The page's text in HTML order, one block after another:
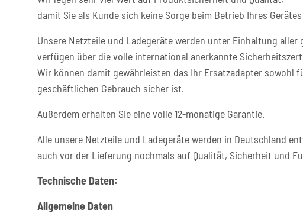
damit Sie als Kunde sich keine Sorge beim Betrieb Ihres
Unsere Netzteile und Ladegeräte werden unter Einhaltung
verfügen über die volle international anerkannte
Wir können damit gewährleisten das Ihr Ersatzadapter sowohl
geschäftlichen Gebrauch sicher ist.
Außerdem erhalten Sie eine volle 12-monatige Garantie.
Alle unsere Netzteile und Ladegeräte werden in Deutschland
auch vor der Lieferung nochmals auf Qualität, Sicherheit und
Technische Daten:
Allgemeine Daten